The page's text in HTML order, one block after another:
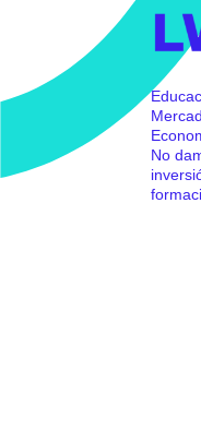
No